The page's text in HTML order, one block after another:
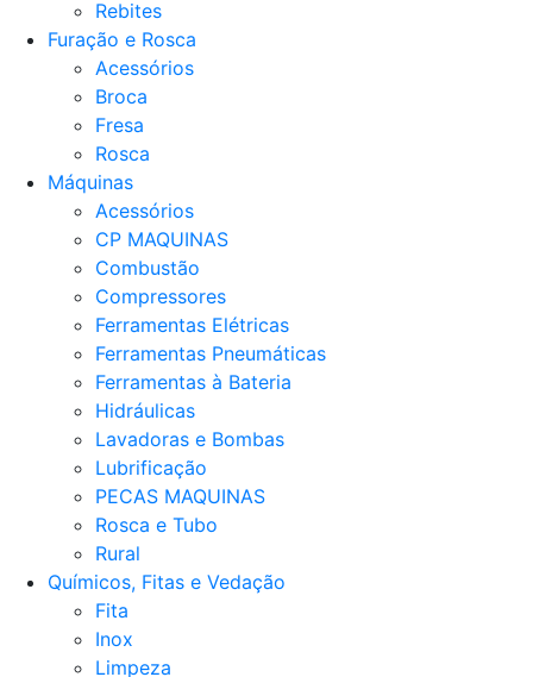
Rebites
Furação e Rosca
Acessórios
Broca
Fresa
Rosca
Máquinas
Acessórios
CP MAQUINAS
Combustão
Compressores
Ferramentas Elétricas
Ferramentas Pneumáticas
Ferramentas à Bateria
Hidráulicas
Lavadoras e Bombas
Lubrificação
PECAS MAQUINAS
Rosca e Tubo
Rural
Químicos, Fitas e Vedação
Fita
Inox
Limpeza